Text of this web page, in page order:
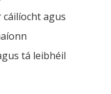
agus
tá leibhéil